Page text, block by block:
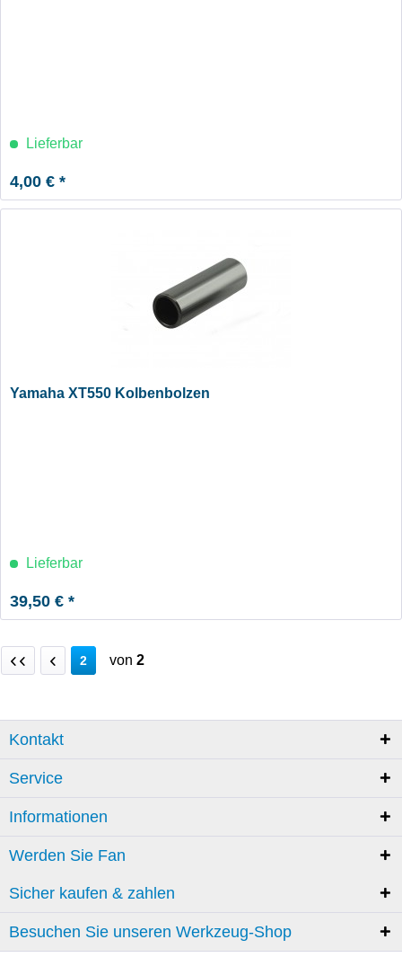
Lieferbar
4,00 € *
Yamaha XT550 Kolbenbolzen
Lieferbar
39,50 € *
2 von 2
Kontakt
Service
Informationen
Werden Sie Fan
Sicher kaufen & zahlen
Besuchen Sie unseren Werkzeug-Shop